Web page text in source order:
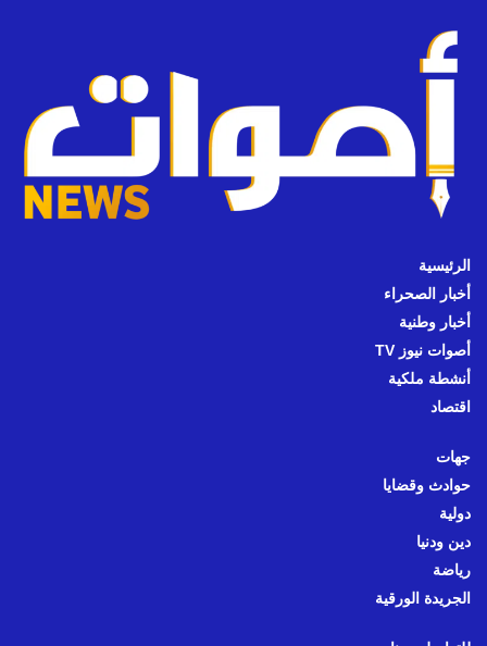
الرئيسية
أخبار الصحراء
أخبار وطنية
أصوات نيوز TV
أنشطة ملكية
اقتصاد
جهات
حوادث وقضايا
دولية
دين ودنيا
رياضة
الجريدة الورقية